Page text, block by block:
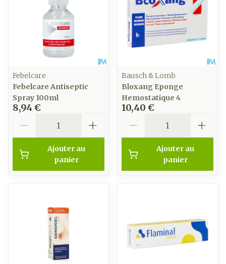
Febelcare
Febelcare Antiseptic
Spray 100ml
8,94 €
Ajouter au
panier
Bausch & Lomb
Bloxang Eponge
Hemostatique 4
10,40 €
Ajouter au
panier